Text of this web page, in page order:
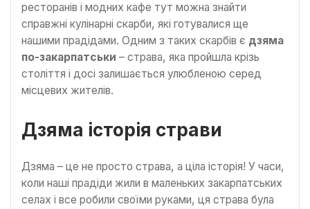
ресторанів і модних кафе тут можна знайти
справжні кулінарні скарби, які готувалися ще
нашими прадідами. Одним з таких скарбів є дзяма
по-закарпатськи – страва, яка пройшла крізь
століття і досі залишається улюбленою серед
місцевих жителів.
Дзяма історія страви
Дзяма – це не просто страва, а ціла історія! У часи,
коли наші прадіди жили в маленьких закарпатських
селах і все робили своїми руками, ця страва була